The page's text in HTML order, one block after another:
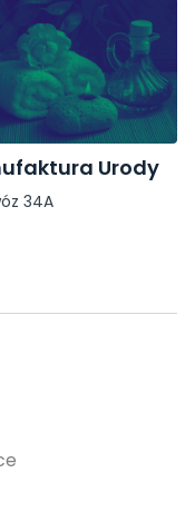
Urody
34A